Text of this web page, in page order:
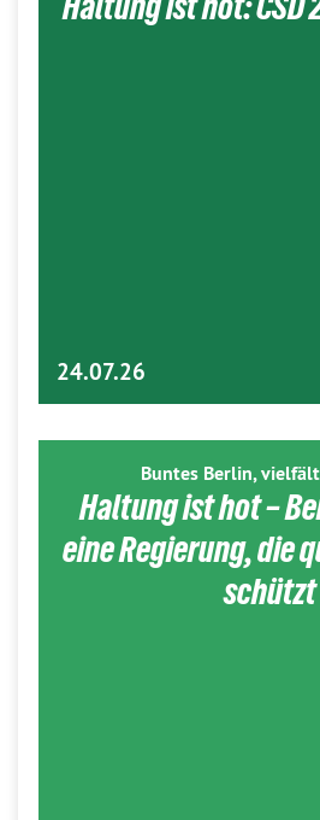
24.07.26
Buntes Berlin,
Haltung ist hot –
eine Regierung, die
schützt